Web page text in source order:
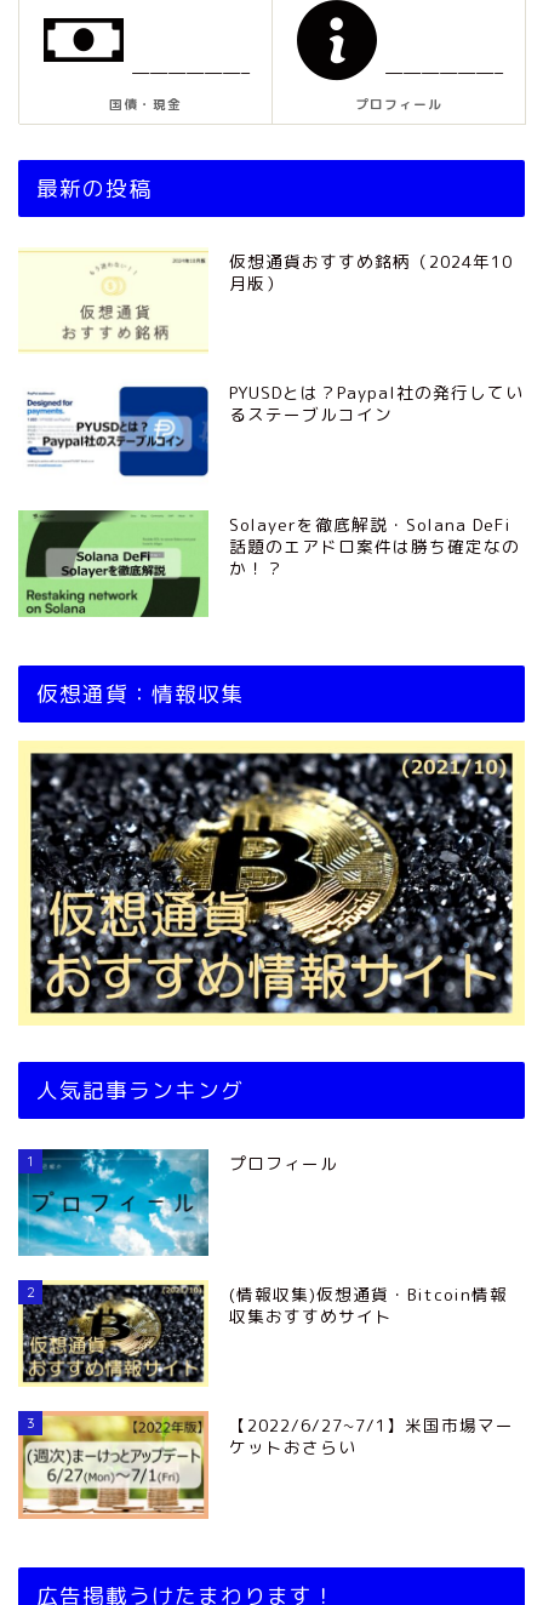
——————–
国債・現金
——————–
プロフィール
最新の投稿
仮想通貨おすすめ銘柄（2024年10
月版）
PYUSDとは？Paypal社の発行してい
るステーブルコイン
Solayerを徹底解説・Solana DeFi
話題のエアドロ案件は勝ち確定なの
か！？
仮想通貨：情報収集
人気記事ランキング
1 プロフィール
2
(情報収集)仮想通貨・Bitcoin情報
収集おすすめサイト
3
【2022/6/27~7/1】米国市場マー
ケットおさらい
広告掲載うけたまわります！